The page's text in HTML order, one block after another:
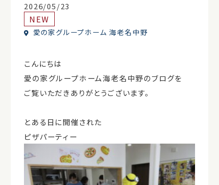
2026/05/23
NEW
愛の家グループホーム 海老名中野
こんにちは
愛の家グループホーム海老名中野のブログを
ご覧いただきありがとうございます。
とある日に開催された
ピザパーティー